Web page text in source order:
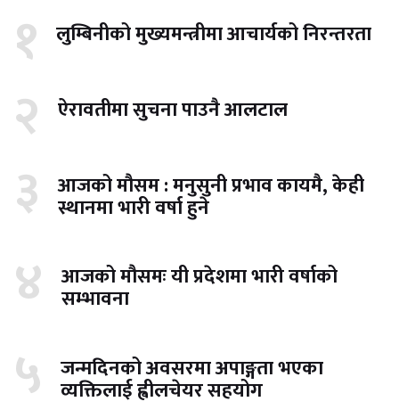
१ लुम्बिनीको मुख्यमन्त्रीमा आचार्यको निरन्तरता
२ ऐरावतीमा सुचना पाउनै आलटाल
३ आजको मौसम : मनुसुनी प्रभाव कायमै, केही
स्थानमा भारी वर्षा हुने
४ आजको मौसमः यी प्रदेशमा भारी वर्षाको
सम्भावना
५ जन्मदिनको अवसरमा अपाङ्गता भएका
व्यक्तिलाई ह्वीलचेयर सहयोग